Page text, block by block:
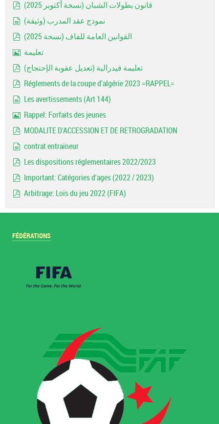
قانون بطولات الشبان (نسخة أكتوبر 2025)
نموذج عقد المدرب (وثيقة)
القوانين العامة للفاف (نسخة 2025)
تعليمة
تعليمة فيدرالية (تعديل عقوبة الإحتجاج)
Réglements de la coupe d'algérie 2023 =RAPPEL=
Les avertissements (Art 144)
Rappel: Forfaits des jeunes
MODALITE D'ACCESSION ET DE RETROGRADATION
contrat entraineur
Les dispositions réglementaires 2022/2023
Important: Catégories d'ages (2022 / 2023)
Arbitrage: Lois du jeu 2022 (FIFA)
FÉDÉRATIONS